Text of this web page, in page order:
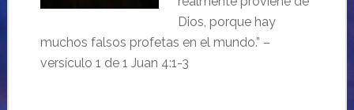
Dios, porque hay
muchos falsos profetas en el mundo.” –
versículo 1 de 1 Juan 4:1-3